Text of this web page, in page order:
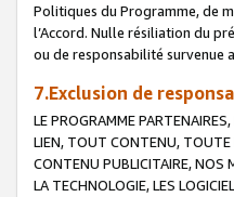
Politiques du Programme, de
l’Accord. Nulle résiliation du
ou de responsabilité survenue
7.Exclusion de
LE PROGRAMME
LIEN, TOUT CONTENU, TOUTE
CONTENU PUBLICITAIRE, NOS
LA TECHNOLOGIE, LES